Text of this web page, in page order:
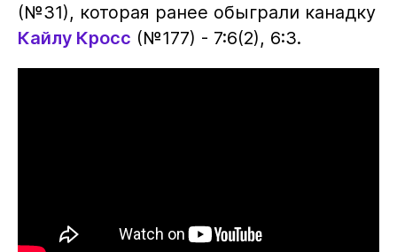
(№31), которая ранее обыграли канадку
Кайлу Кросс (№177) - 7:6(2), 6:3.